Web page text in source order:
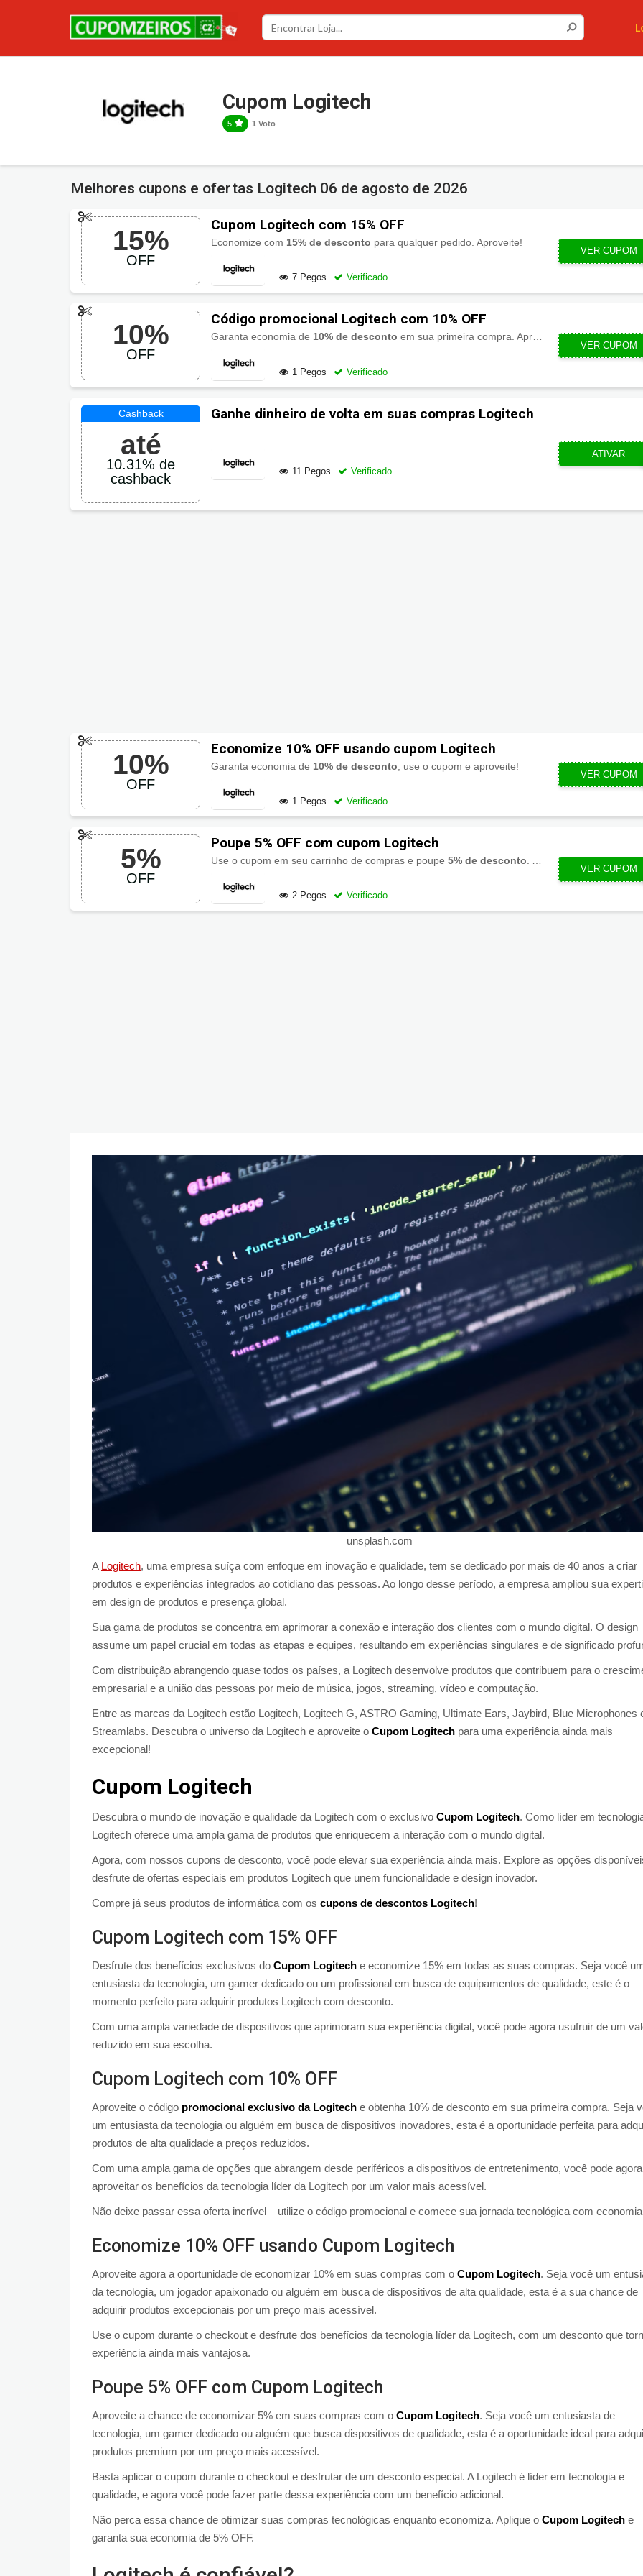
Você gostaria de ser avisado sempre que tivermos
cupons ou cashback incríveis?
Cupom Logitech
5 1 Voto
Melhores cupons e ofertas Logitech 06 de agosto de 2026
15%
OFF
Cupom Logitech com 15% OFF
Economize com 15% de desconto para qualquer pedido. Aproveite!
7 Pegos Verificado
VER CUPOM
10%
OFF
Código promocional Logitech com 10% OFF
Garanta economia de 10% de desconto em sua primeira compra. Aproveite!
1 Pegos Verificado
VER CUPOM
até
10.31% de
cashback
Ganhe dinheiro de volta em suas compras Logitech
11 Pegos Verificado
ATIVAR
10%
OFF
Economize 10% OFF usando cupom Logitech
Garanta economia de 10% de desconto , use o cupom e aproveite!
1 Pegos Verificado
VER CUPOM
5%
OFF
Poupe 5% OFF com cupom Logitech
Use o cupom em seu carrinho de compras e poupe5% de desconto
2 Pegos Verificado
VER CUPOM
unsplash.com
A Logitech, uma empresa suíça com enfoque em inovação e qualidade, tem se dedicado por mais de 40 anos a criar
produtos e experiências integrados ao cotidiano das pessoas. Ao longo desse período, a empresa ampliou sua
em design de produtos e presença global.
Sua gama de produtos se concentra em aprimorar a conexão e interação dos clientes com o mundo digital. O design
assume um papel crucial em todas as etapas e equipes, resultando em experiências singulares e de significado
Com distribuição abrangendo quase todos os países, a Logitech desenvolve produtos que contribuem para o
empresarial e a união das pessoas por meio de música, jogos, streaming, vídeo e computação.
Entre as marcas da Logitech estão Logitech, Logitech G, ASTRO Gaming, Ultimate Ears, Jaybird, Blue Microphones
Streamlabs. Descubra o universo da Logitech e aproveite o Cupom Logitech para uma experiência ainda mais
excepcional!
Cupom Logitech
Descubra o mundo de inovação e qualidade da Logitech com o exclusivo Cupom Logitech. Como líder em
Logitech oferece uma ampla gama de produtos que enriquecem a interação com o mundo digital.
Agora, com nossos cupons de desconto, você pode elevar sua experiência ainda mais. Explore as opções
desfrute de ofertas especiais em produtos Logitech que unem funcionalidade e design inovador.
Compre já seus produtos de informática com os cupons de descontos Logitech!
Cupom Logitech com 15% OFF
Desfrute dos benefícios exclusivos do Cupom Logitech e economize 15% em todas as suas compras. Seja você
entusiasta da tecnologia, um gamer dedicado ou um profissional em busca de equipamentos de qualidade, este é o
momento perfeito para adquirir produtos Logitech com desconto.
Com uma ampla variedade de dispositivos que aprimoram sua experiência digital, você pode agora usufruir de um
reduzido em sua escolha.
Cupom Logitech com 10% OFF
Aproveite o código promocional exclusivo da Logitech e obtenha 10% de desconto em sua primeira compra. Seja
um entusiasta da tecnologia ou alguém em busca de dispositivos inovadores, esta é a oportunidade perfeita para
produtos de alta qualidade a preços reduzidos.
Com uma ampla gama de opções que abrangem desde periféricos a dispositivos de entretenimento, você pode agora
aproveitar os benefícios da tecnologia líder da Logitech por um valor mais acessível.
Não deixe passar essa oferta incrível – utilize o código promocional e comece sua jornada tecnológica com
Economize 10% OFF usando Cupom Logitech
Aproveite agora a oportunidade de economizar 10% em suas compras com o Cupom Logitech. Seja você um
da tecnologia, um jogador apaixonado ou alguém em busca de dispositivos de alta qualidade, esta é a sua chance de
adquirir produtos excepcionais por um preço mais acessível.
Use o cupom durante o checkout e desfrute dos benefícios da tecnologia líder da Logitech, com um desconto que
experiência ainda mais vantajosa.
Poupe 5% OFF com Cupom Logitech
Aproveite a chance de economizar 5% em suas compras com o Cupom Logitech. Seja você um entusiasta de
tecnologia, um gamer dedicado ou alguém que busca dispositivos de qualidade, esta é a oportunidade ideal para
produtos premium por um preço mais acessível.
Basta aplicar o cupom durante o checkout e desfrutar de um desconto especial. A Logitech é líder em tecnologia e
qualidade, e agora você pode fazer parte dessa experiência com um benefício adicional.
Não perca essa chance de otimizar suas compras tecnológicas enquanto economiza. Aplique o Cupom Logitech e
garanta sua economia de 5% OFF.